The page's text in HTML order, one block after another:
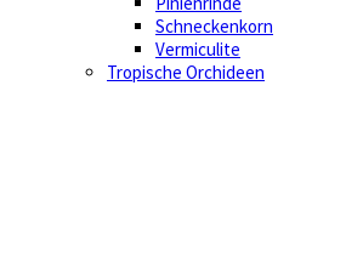
Schneckenkorn
Vermiculite
Tropische Orchideen